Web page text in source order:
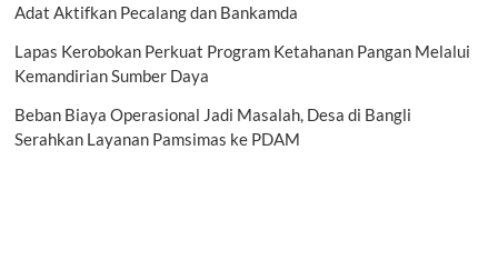
Adat Aktifkan Pecalang dan Bankamda
Lapas Kerobokan Perkuat Program Ketahanan Pangan Melalui
Kemandirian Sumber Daya
Beban Biaya Operasional Jadi Masalah, Desa di Bangli
Serahkan Layanan Pamsimas ke PDAM